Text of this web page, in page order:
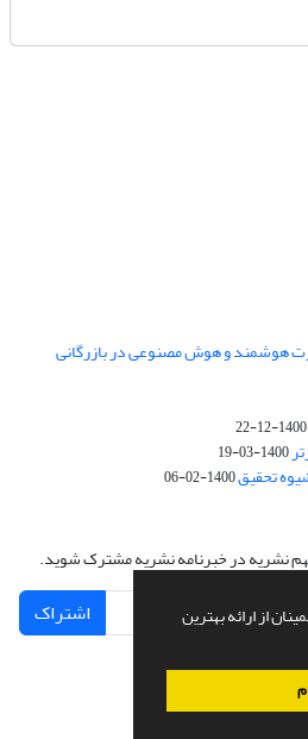
از ارائه بهترین
هوشمند و هوش مصنوعی در بازرگانی
1400-12-22
1400-03-19
تحقیق1400-02-06
نشریه در خبرنامه نشریه مشترک شوید.
اشتراک
و پیاده سازی ازسیناوب